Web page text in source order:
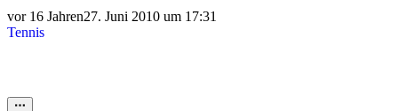
vor 16 Jahren27. Juni 2010 um 17:31
Tennis